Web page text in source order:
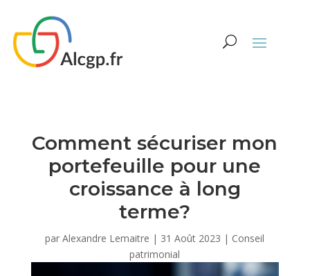
Comment sécuriser mon
portefeuille pour une
croissance à long
terme?
parAlexandre Lemaitre | 31 Août 2023 | Conseil
patrimonial